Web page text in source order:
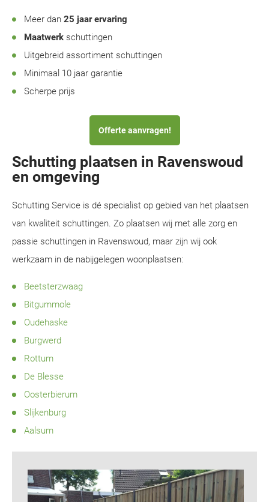
Meer dan 25 jaar ervaring
Maatwerk schuttingen
Uitgebreid assortiment schuttingen
Minimaal 10 jaar garantie
Scherpe prijs
Offerte aanvragen!
Schutting plaatsen in Ravenswoud
en omgeving
Schutting Service is dé specialist op gebied van het plaatsen
van kwaliteit schuttingen. Zo plaatsen wij met alle zorg en
passie schuttingen in Ravenswoud, maar zijn wij ook
werkzaam in de nabijgelegen woonplaatsen:
Beetsterzwaag
Bitgummole
Oudehaske
Burgwerd
Rottum
De Blesse
Oosterbierum
Slijkenburg
Aalsum